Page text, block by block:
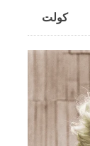
کولت